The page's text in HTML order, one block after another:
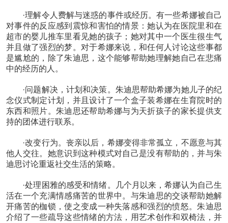
·理解令人费解与迷惑的事件或经历。有一些希娜被自己
对事件的反应感到震惊和害怕的情景：她认为在医院里和在
超市的婴儿推车里看见她的孩子；她对其中一个医生很生气
并且做了强烈的梦。对于希娜来说，和任何人讨论这些事都
是尴尬的，除了朱迪思，这个能够帮助她理解她自己在悲痛
中的经历的人。
·问题解决，计划和决策。朱迪思帮助希娜为她儿子的纪
念仪式制定计划，并且设计了一个盒子装希娜在生育院时的
东西和照片。朱迪思还帮助希娜与为天折孩子的家长提供支
持的团体进行联系。
·改变行为。丧亲以后，希娜变得非常孤立，不愿意与其
他人交往。她意识到这种模式对自己是没有帮助的，并与朱
迪思讨论重返社交生活的策略。
·处理困雅的感受和情绪。几个月以来，希娜认为自己生
活在一个充满情感痛苦的世界中。与朱迪思的交谈帮助她解
开痛苦的枷锁，使之变成一种失落感和强烈的愤怒。朱迪思
介绍了一些疏导这些情绪的方法，用艺术创作和双椅法，并